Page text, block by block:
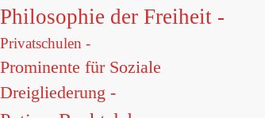
Philosophie der Freiheit -
Privatschulen -
Prominente für Soziale
Dreigliederung -